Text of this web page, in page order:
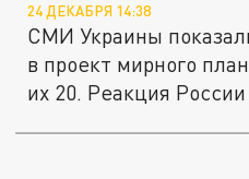
24 ДЕКАБРЯ 14:38
СМИ Украины
в проект мирного
их 20. Реакция